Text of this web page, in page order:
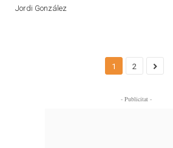
Jordi González
1 2
- Publicitat -